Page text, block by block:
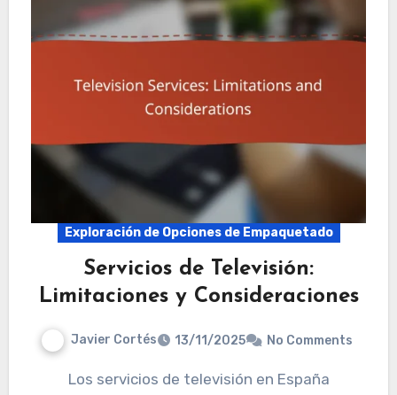
Exploración de Opciones de Empaquetado
Servicios de Televisión:
Limitaciones y Consideraciones
Javier Cortés 13/11/2025 No Comments
Los servicios de televisión en España